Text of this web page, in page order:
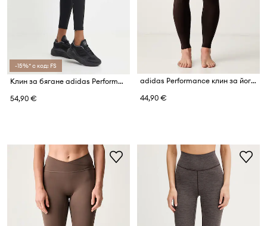
-15%* с код: FS
Клин за бягане adidas Performance Adizero Essentials
54,90 €
adidas Performance клин за йога дамски All me
44,90 €